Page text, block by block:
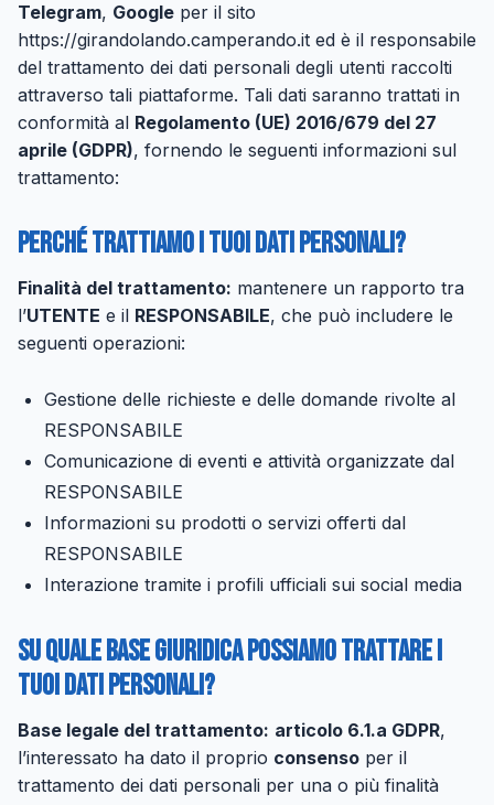
Telegram, Google per il sito
https://girandolando.camperando.it ed è il responsabile
del trattamento dei dati personali degli utenti raccolti
attraverso tali piattaforme. Tali dati saranno trattati in
conformità al Regolamento (UE) 2016/679 del 27
aprile (GDPR), fornendo le seguenti informazioni sul
trattamento:
Perché trattiamo i tuoi dati personali?
Finalità del trattamento: mantenere un rapporto tra
l’UTENTE e il RESPONSABILE, che può includere le
seguenti operazioni:
Gestione delle richieste e delle domande rivolte al
RESPONSABILE
Comunicazione di eventi e attività organizzate dal
RESPONSABILE
Informazioni su prodotti o servizi offerti dal
RESPONSABILE
Interazione tramite i profili ufficiali sui social media
Su quale base giuridica possiamo trattare i
tuoi dati personali?
Base legale del trattamento: articolo 6.1.a GDPR,
l’interessato ha dato il proprio consenso per il
trattamento dei dati personali per una o più finalità